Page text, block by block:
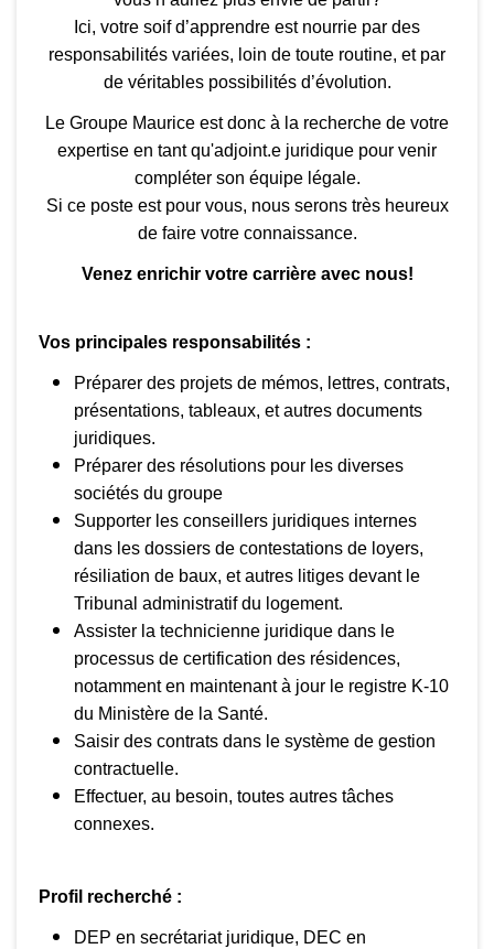
Ici, votre soif d’apprendre est nourrie par des
responsabilités variées, loin de toute routine, et par
de véritables possibilités d’évolution.
Le Groupe Maurice est donc à la recherche de votre
expertise en tant qu'adjoint.e juridique pour venir
compléter son équipe légale.
Si ce poste est pour vous, nous serons très heureux
de faire votre connaissance.
Venez enrichir votre carrière avec nous!
Vos principales responsabilités :
Préparer des projets de mémos, lettres, contrats,
présentations, tableaux, et autres documents
juridiques.
Préparer des résolutions pour les diverses
sociétés du groupe
Supporter les conseillers juridiques internes
dans les dossiers de contestations de loyers,
résiliation de baux, et autres litiges devant le
Tribunal administratif du logement.
Assister la technicienne juridique dans le
processus de certification des résidences,
notamment en maintenant à jour le registre K-10
du Ministère de la Santé.
Saisir des contrats dans le système de gestion
contractuelle.
Effectuer, au besoin, toutes autres tâches
connexes.
Profil recherché :
DEP en secrétariat juridique, DEC en